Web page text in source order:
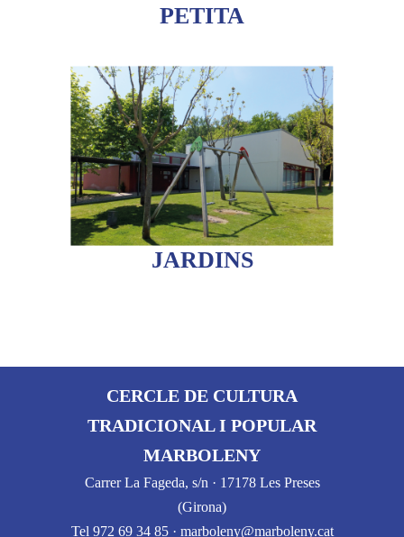
PETITA
JARDINS
CERCLE DE CULTURA
TRADICIONAL I POPULAR
MARBOLENY
Carrer La Fageda, s/n · 17178 Les Preses
(Girona)
Tel 972 69 34 85 · marboleny@marboleny.cat